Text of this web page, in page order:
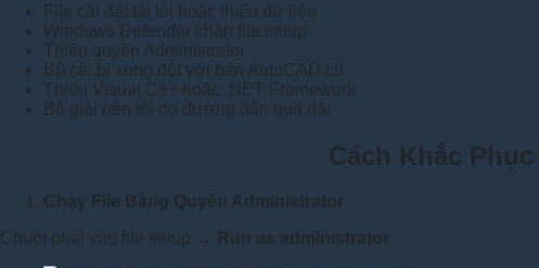
File cài đặt tải lỗi hoặc thiếu dữ liệu
Windows Defender chặn file setup
Thiếu quyền Administrator
Bộ cài bị xung đột với bản AutoCAD cũ
Thiếu Visual C++ hoặc .NET Framework
Bộ giải nén lỗi do đường dẫn quá dài
Cách Khắc
Chạy File Bằng Quyền Administrator
Chuột phải vào file setup →
Run as administrator